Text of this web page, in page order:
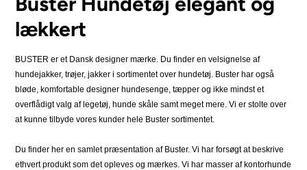
lækkert
BUSTER er et Dansk designer mærke. Du finder en velsignelse af
hundejakker, trøjer, jakker i sortimentet over hundetøj. Buster har også
bløde, komfortable designer hundesenge, tæpper og ikke mindst et
overflådigt valg af legetøj, hunde skåle samt meget mere. Vi er stolte over
at kunne tilbyde vores kunder hele Buster sortimentet.
Du finder her en samlet præsentation af Buster. Vi har forsøgt at beskrive
ethvert produkt som det opleves og mærkes. Vi har masser af kontorhunde